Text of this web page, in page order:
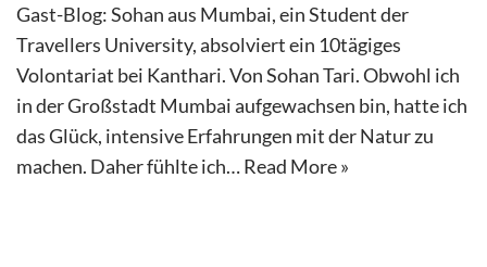
Gast-Blog: Sohan aus Mumbai, ein Student der
Travellers University, absolviert ein 10tägiges
Volontariat bei Kanthari. Von Sohan Tari. Obwohl ich
in der Großstadt Mumbai aufgewachsen bin, hatte ich
das Glück, intensive Erfahrungen mit der Natur zu
machen. Daher fühlte ich…Read More »